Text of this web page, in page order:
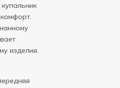
купальник
изделия.